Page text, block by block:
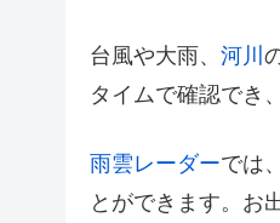
台風や大雨、 河川
タイムで確認でき
雨雲レーダーでは
とができます。お